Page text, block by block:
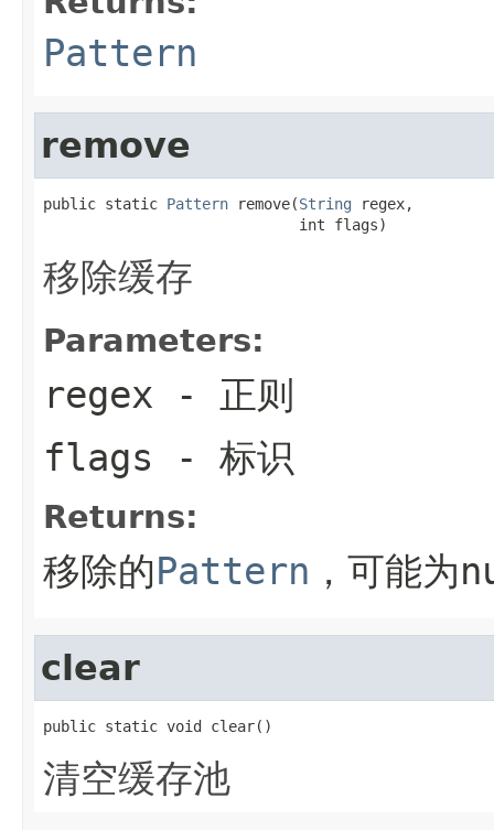
Pattern
remove
public static Pattern remove(String regex,
                             int flags)
移除缓存
Parameters:
regex - 正则
flags - 标识
Returns:
移除的Pattern ，可能为
clear
public static void clear()
清空缓存池